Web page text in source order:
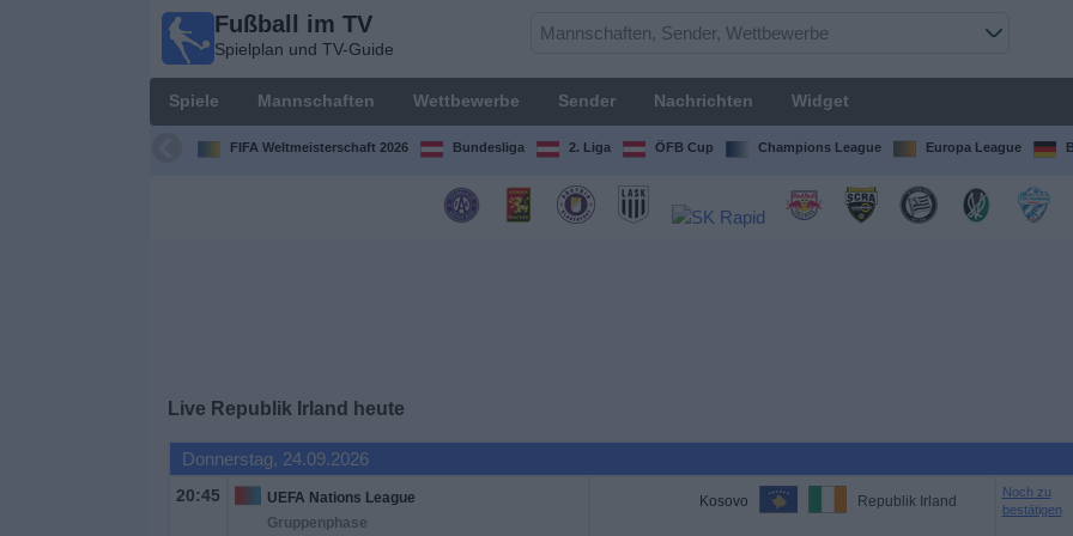
Fußball im TV
Spielplan und TV-Guide
Spiele Mannschaften Wettbewerbe Sender Nachrichten Widget
FIFA Weltmeisterschaft 2026 Bundesliga 2. Liga ÖFB Cup Champions League Europa League
Live Republik Irland heute
Donnerstag, 24.09.2026
20:45
UEFA Nations League
Gruppenphase
Kosovo Republik Irland
Noch zu
bestätigen